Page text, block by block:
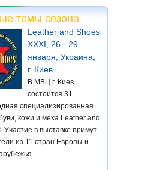
темы сезона
Leather and Shoes
XXXI, 26 - 29
января, Украина,
г. Киев.
В МВЦ г. Киев
состоится 31
специализированная
кожи и меха Leather and
Участие в выставке примут
из 11 стран Европы и